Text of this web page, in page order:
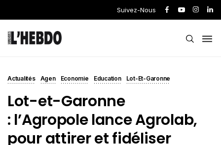
Suivez-Nous
Actualités Agen Economie Education Lot-Et-Garonne
Lot-et-Garonne
: l’Agropole lance Agrolab,
pour attirer et fidéliser